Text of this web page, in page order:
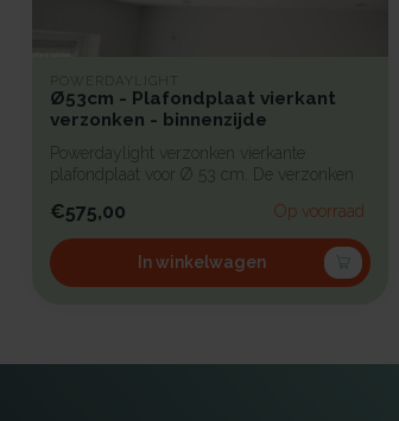
POWERDAYLIGHT
Ø53cm - Plafondplaat vierkant
verzonken - binnenzijde
Powerdaylight verzonken vierkante
plafondplaat voor Ø 53 cm. De verzonken
€575,00 Op voorraad
In winkelwagen